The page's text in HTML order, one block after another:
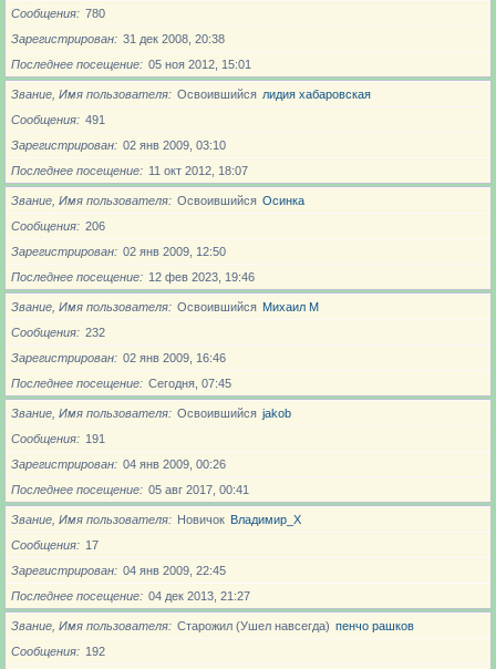
Сообщения
780
Зарегистрирован
31 дек 2008, 20:38
Последнее посещение
05 ноя 2012, 15:01
Звание, Имя пользователя Освоившийся лидия хабаровская
Сообщения
491
Зарегистрирован
02 янв 2009, 03:10
Последнее посещение
11 окт 2012, 18:07
Звание, Имя пользователя Освоившийся Осинка
Сообщения
206
Зарегистрирован
02 янв 2009, 12:50
Последнее посещение
12 фев 2023, 19:46
Звание, Имя пользователя Освоившийся Михаил М
Сообщения
232
Зарегистрирован
02 янв 2009, 16:46
Последнее посещение
Сегодня, 07:45
Звание, Имя пользователя Освоившийся jakob
Сообщения
191
Зарегистрирован
04 янв 2009, 00:26
Последнее посещение
05 авг 2017, 00:41
Звание, Имя пользователя Новичoк Владимир_X
Сообщения
17
Зарегистрирован
04 янв 2009, 22:45
Последнее посещение
04 дек 2013, 21:27
Звание, Имя пользователя Старожил (Ушел навсегда) пенчо рашков
Сообщения
192